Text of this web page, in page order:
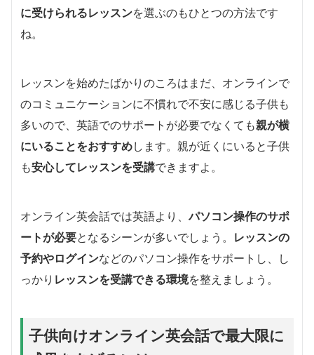
に受けられるレッスンを選ぶのもひとつの方法です
ね。
レッスンを始めたばかりのころはまだ、オンラインで
のコミュニケーションに不慣れで不安に感じる子供も
多いので、英語でのサポートが必要でなくても親が横
にいることをおすすめします。親が近くにいると子供
も安心してレッスンを受講できますよ。
オンライン英会話では英語より、パソコン操作のサポ
ートが必要となるシーンが多いでしょう。 レッスンの
予約やログインなどのパソコン操作をサポートし、し
っかり レッスンを受講できる環境を整えましょう。
子供向けオンライン英会話で最大限に